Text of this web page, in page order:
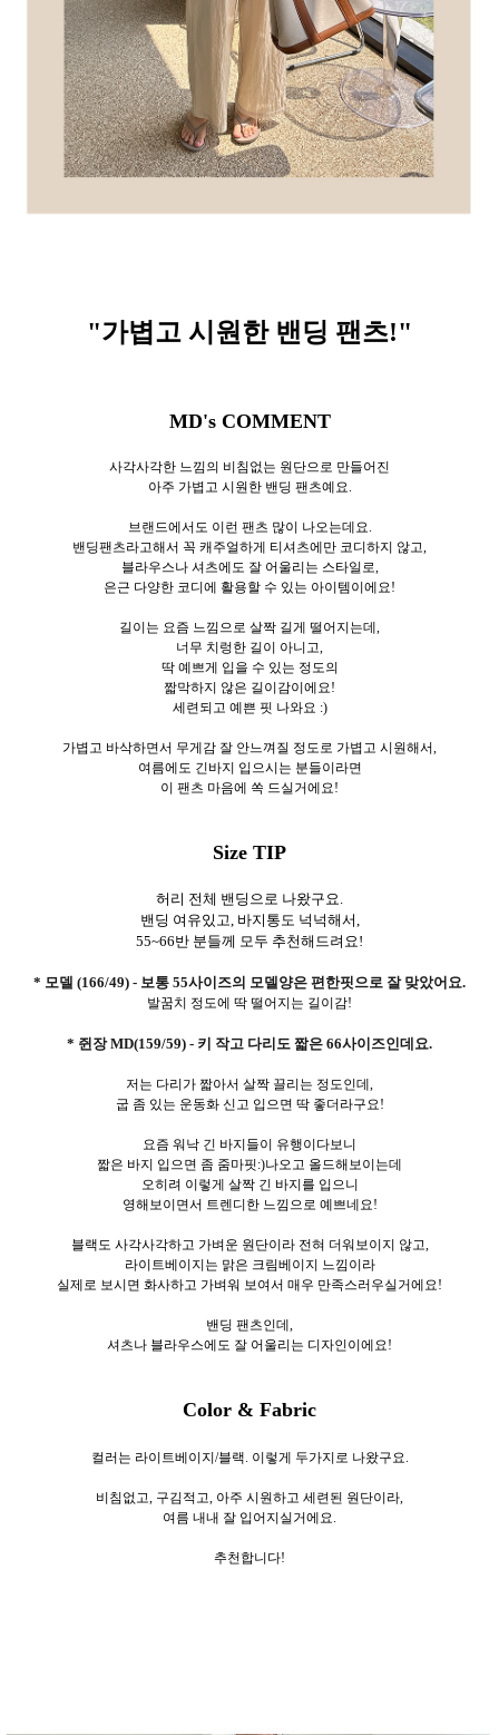
"가볍고 시원한 밴딩 팬츠!"
MD's COMMENT
사각사각한 느낌의 비침없는 원단으로 만들어진
아주 가볍고 시원한 밴딩 팬츠예요.
브랜드에서도 이런 팬츠 많이 나오는데요.
밴딩팬츠라고해서 꼭 캐주얼하게 티셔츠에만 코디하지 않고,
블라우스나 셔츠에도 잘 어울리는 스타일로,
은근 다양한 코디에 활용할 수 있는 아이템이에요!
길이는 요즘 느낌으로 살짝 길게 떨어지는데,
너무 치렁한 길이 아니고,
딱 예쁘게 입을 수 있는 정도의
짧막하지 않은 길이감이에요!
세련되고 예쁜 핏 나와요 :)
가볍고 바삭하면서 무게감 잘 안느껴질 정도로 가볍고 시원해서,
여름에도 긴바지 입으시는 분들이라면
이 팬츠 마음에 쏙 드실거에요!
Size TIP
허리 전체 밴딩으로 나왔구요.
밴딩 여유있고, 바지통도 넉넉해서,
55~66반 분들께 모두 추천해드려요!
* 모델 (166/49) - 보통 55사이즈의 모델양은 편한핏으로 잘 맞았어요.
발꿈치 정도에 딱 떨어지는 길이감!
* 쥔장 MD(159/59) - 키 작고 다리도 짧은 66사이즈인데요.
저는 다리가 짧아서 살짝 끌리는 정도인데,
굽 좀 있는 운동화 신고 입으면 딱 좋더라구요!
요즘 워낙 긴 바지들이 유행이다보니
짧은 바지 입으면 좀 줌마핏:)나오고 올드해보이는데
오히려 이렇게 살짝 긴 바지를 입으니
영해보이면서 트렌디한 느낌으로 예쁘네요!
블랙도 사각사각하고 가벼운 원단이라 전혀 더워보이지 않고,
라이트베이지는 맑은 크림베이지 느낌이라
실제로 보시면 화사하고 가벼워 보여서 매우 만족스러우실거에요!
밴딩 팬츠인데,
셔츠나 블라우스에도 잘 어울리는 디자인이에요!
Color & Fabric
컬러는 라이트베이지/블랙. 이렇게 두가지로 나왔구요.
비침없고, 구김적고, 아주 시원하고 세련된 원단이라,
여름 내내 잘 입어지실거에요.
추천합니다!